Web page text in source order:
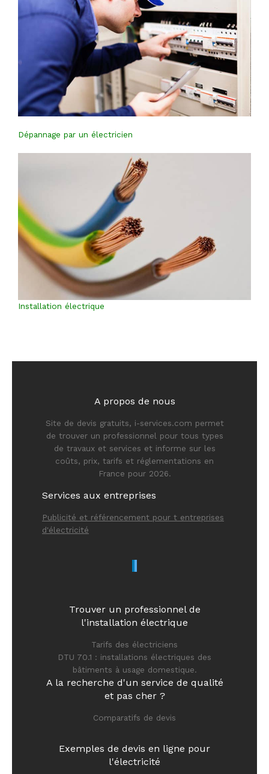
Dépannage par un électricien
Installation électrique
A propos de nous
Site de devis gratuits, i-services.com permet
de trouver un professionnel pour tous types
de travaux et services et informe sur les
coûts, prix, tarifs et réglementations en
France pour 2026.
Services aux entreprises
Publicité et référencement pour t entreprises
d'électricité
Trouver un professionnel de
l'installation électrique
Tarifs des électriciens
DTU 70.1 : installations électriques des
bâtiments à usage domestique.
A la recherche d'un service de qualité
et pas cher ?
Comparatifs de devis
Exemples de devis en ligne pour
l'électricité